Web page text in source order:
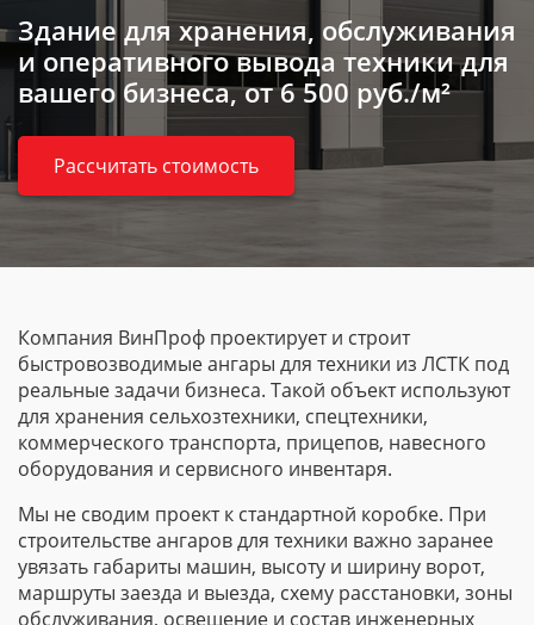
Здание для хранения, обслуживания
и оперативного вывода техники для
вашего бизнеса,от 6 500 руб./м²
Рассчитать стоимость
Компания ВинПроф проектирует и строит
быстровозводимые ангары для техники из ЛСТК под
реальные задачи бизнеса. Такой объект используют
для хранения сельхозтехники, спецтехники,
коммерческого транспорта, прицепов, навесного
оборудования и сервисного инвентаря.
Мы не сводим проект к стандартной коробке. При
строительстве ангаров для техники важно заранее
увязать габариты машин, высоту и ширину ворот,
маршруты заезда и выезда, схему расстановки, зоны
обслуживания, освещение и состав инженерных